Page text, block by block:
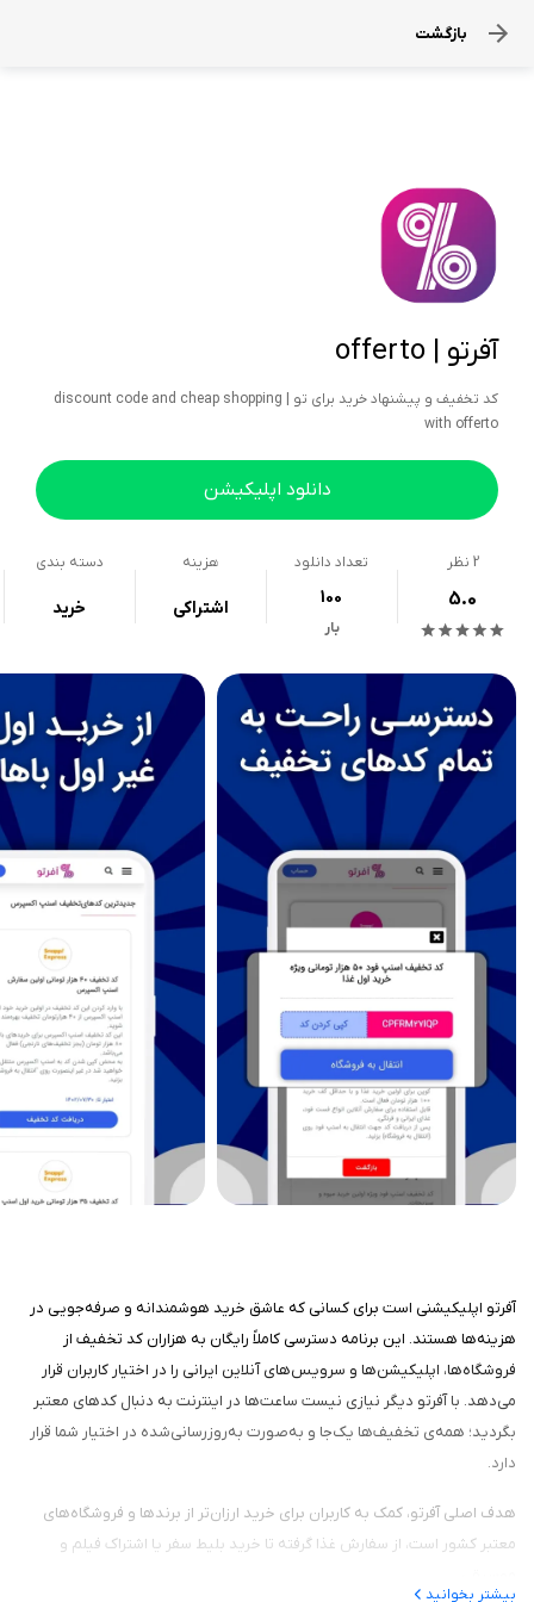
بازگشت
آفرتو | offerto
کد تخفیف و پیشنهاد خرید برای تو | discount code and cheap shopping
with offerto
دانلود اپلیکیشن
2 نظر
5.0
تعداد دانلود
100
بار
هزینه
اشتراکی
دسته بندی
خرید
آفرتو اپلیکیشنی است برای کسانی که عاشق خرید هوشمندانه و صرفه‌جویی در
هزینه‌ها هستند. این برنامه دسترسی کاملاً رایگان به هزاران کد تخفیف از
فروشگاه‌ها، اپلیکیشن‌ها و سرویس‌های آنلاین ایرانی را در اختیار کاربران قرار
می‌دهد. با آفرتو دیگر نیازی نیست ساعت‌ها در اینترنت به دنبال کدهای معتبر
بگردید؛ همه‌ی تخفیف‌ها یک‌جا و به‌صورت به‌روزرسانی‌شده در اختیار شما قرار
دارد.
هدف اصلی آفرتو، کمک به کاربران برای خرید ارزان‌تر از برندها و فروشگاه‌های
معتبر کشور است، از سفارش غذا گرفته تا خرید بلیط سفر یا اشتراک فیلم و
بیشتر بخوانید